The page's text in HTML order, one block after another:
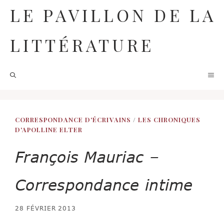
contenu
LE PAVILLON DE LA
LITTÉRATURE
CORRESPONDANCE D'ÉCRIVAINS / LES CHRONIQUES
D'APOLLINE ELTER
François Mauriac –
Correspondance intime
28 FÉVRIER 2013